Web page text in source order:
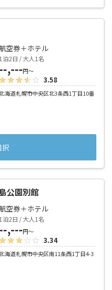
空券＋ホテル
1泊2日 / 大人1名
--,---円～
3.58
海道札幌市中央区北3条西1丁目10番
公園別館
空券＋ホテル
1泊2日 / 大人1名
--,---円～
3.34
海道札幌市中央区南11条西1丁目4-3